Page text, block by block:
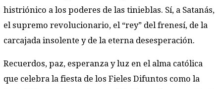
histriónico a los poderes de las tinieblas. Sí, a Satanás,
el supremo revolucionario, el “rey” del frenesí, de la
carcajada insolente y de la eterna desesperación.
Recuerdos, paz, esperanza y luz en el alma católica
que celebra la fiesta de los Fieles Difuntos como la